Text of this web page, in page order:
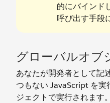
的にバインド
呼び出す手段
グローバルオブ
あなたが開発者として記
つもない JavaScript を
ジェクトで実行されます